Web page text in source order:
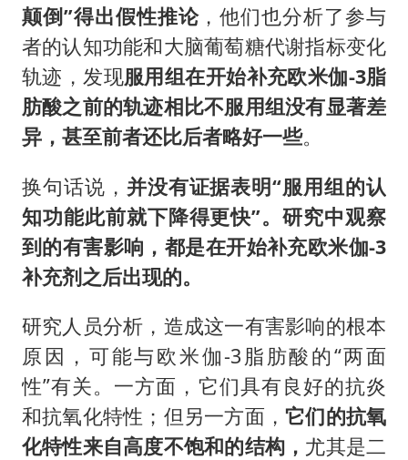
颠倒”得出假性推论，他们也分析了参与
者的认知功能和大脑葡萄糖代谢指标变化
轨迹，发现服用组在开始补充欧米伽-3脂
肪酸之前的轨迹相比不服用组没有显著差
异，甚至前者还比后者略好一些。
换句话说， 并没有证据表明“服用组的认
知功能此前就下降得更快”。研究中观察
到的有害影响，都是在开始补充欧米伽-3
补充剂之后出现的。
研究人员分析，造成这一有害影响的根本
原因，可能与欧米伽-3脂肪酸的“两面
性”有关。一方面，它们具有良好的抗炎
和抗氧化特性；但另一方面，它们的抗氧
化特性来自高度不饱和的结构， 尤其是二